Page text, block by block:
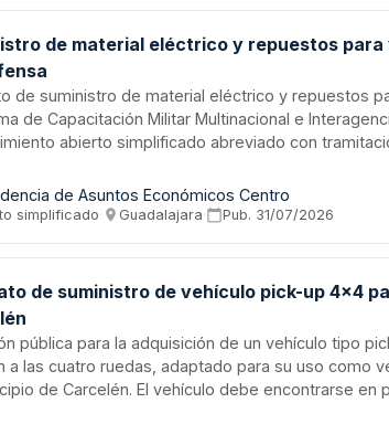
de material eléctrico y repuestos
de suministro de material eléctrico y repuestos
de Capacitación Militar Multinacional e
abierto simplificado abreviado con
y piezas de reposición para mantener y
de instrucción multinacional.
de Asuntos Económicos Centro
simplificado· Guadalajara· Pub. 31/07/2026
de suministro de vehículo pick-up 4x4
pública para la adquisición de un vehículo tipo
a las cuatro ruedas, adaptado para su uso como
de Carcelén. El vehículo debe encontrarse